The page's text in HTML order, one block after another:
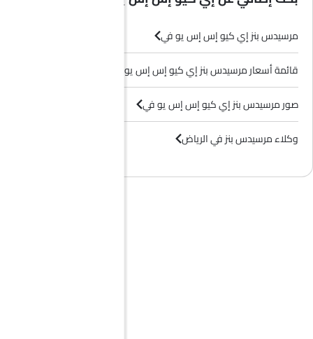
مرسيدس بنز إي كيو إس إس يو في
قائمة أسعار مرسيدس بنز إي كيو إس إس يو في
صور مرسيدس بنز إي كيو إس إس يو في
وكلاء مرسيدس بنز في الرياض‎